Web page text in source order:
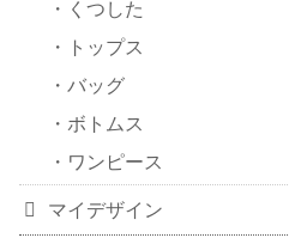
くつした
トップス
バッグ
ボトムス
ワンピース
マイデザイン